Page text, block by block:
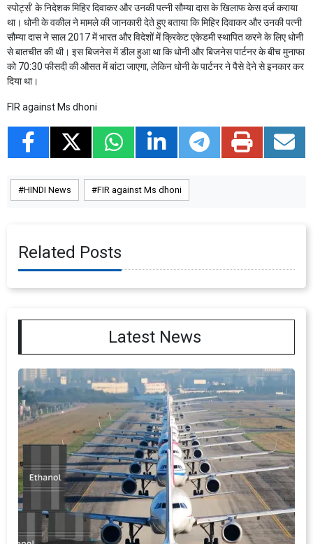
स्पोर्ट्स’ के निदेशक मिहिर दिवाकर और उनकी पत्नी सौम्या दास के खिलाफ केस दर्ज कराया
था। धोनी के वकील ने मामले की जानकारी देते हुए बताया कि मिहिर दिवाकर और उनकी पत्नी
सौम्या दास ने साल 2017 में भारत और विदेशों में क्रिकेट एकेडमी स्थापित करने के लिए धोनी
से बातचीत की थी। इस बिजनेस में डील हुआ था कि धोनी और बिजनेस पार्टनर के बीच मुनाफा
को 70:30 फीसदी की औसत में बांटा जाएगा, लेकिन धोनी के पार्टनर ने पैसे देने से इनकार कर
दिया था।
FIR against Ms dhoni
HINDI News FIR against Ms dhoni
Related Posts
Latest News